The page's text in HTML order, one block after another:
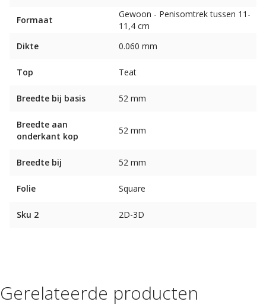
Formaat
Gewoon - Penisomtrek tussen 11-
11,4 cm
Dikte
0.060 mm
Top Teat
Breedte bij basis 52 mm
Breedte aan
onderkant kop
52 mm
Breedte bij 52 mm
Folie Square
Sku 2 2D-3D
Gerelateerde producten